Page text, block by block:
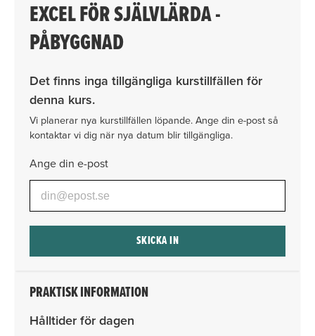
PRAKTISK INFORMATION
Hålltider för dagen
EXCEL FÖR SJÄLVLÄRDA -
PÅBYGGNAD
Det finns inga tillgängliga kurstillfällen för
denna kurs.
Vi planerar nya kurstillfällen löpande. Ange din e-post så
kontaktar vi dig när nya datum blir tillgängliga.
Ange din e-post
SKICKA IN